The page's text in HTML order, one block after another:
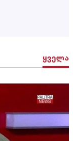
ყველა